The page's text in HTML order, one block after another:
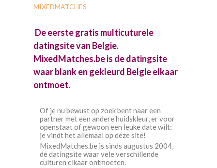
MIXEDMATCHES
De eerste gratis multicuturele
datingsite van Belgie.
MixedMatches.be is de datingsite
waar blank en gekleurd Belgie elkaar
ontmoet.
Of je nu bewust op zoek bent naar een
partner met een andere huidskleur, er voor
openstaat of gewoon een leuke date wilt:
je vindt het allemaal op deze site!
MixedMatches.be is sinds augustus 2004,
dé datingsite waar vele verschillende
culturen elkaar ontmoeten.